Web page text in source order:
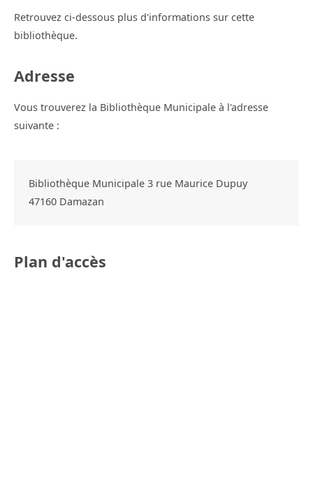
Retrouvez ci-dessous plus d'informations sur cette
bibliothèque.
Adresse
Vous trouverez la Bibliothèque Municipale à l'adresse
suivante :
Bibliothèque Municipale 3 rue Maurice Dupuy
47160 Damazan
Plan d'accès